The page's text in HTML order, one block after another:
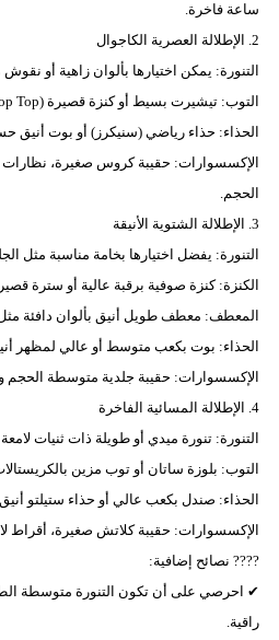
ساعة فاخرة.
2. الإطلالة العصرية الكاجوال
التنورة: يمكن اختيارها بألوان زاهية أو
التوب: تيشيرت بسيط أو كنزة قصيرة (Crop Top) لإطلالة شبابية.
الحذاء: حذاء رياضي (سنيكرز) أو بوت
الإكسسوارات: حقيبة كروس صغيرة،
الحجم.
3. الإطلالة الشتوية الأنيقة
التنورة: يفضل اختيارها بخامة مناسبة مثل
الكنزة: كنزة صوفية برقبة عالية أو سترة
المعطف: معطف طويل أنيق بألوان دافئة مثل
الحذاء: بوت بكعب متوسط أو عالي لمظهر
الإكسسوارات: حقيبة جلدية متوسطة الحجم
4. الإطلالة المسائية الفاخرة
التنورة: تنورة ميدي أو طويلة ذات ثنيات لامعة
التوب: بلوزة ساتان أو توب مزين
الحذاء: صندل بكعب عالي أو حذاء ستيلتو
الإكسسوارات: حقيبة كلاتش صغيرة، أقراط
???? نصائح إضافية:
✔ احرصي على أن تكون التنورة متوسطة
راقية.